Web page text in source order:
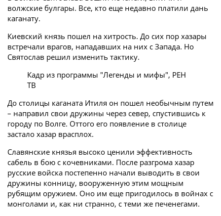
волжские булгары. Все, кто еще недавно платили дань
каганату.
Киевский князь пошел на хитрость. До сих пор хазары
встречали врагов, нападавших на них с Запада. Но
Святослав решил изменить тактику.
Кадр из программы "Легенды и мифы", РЕН
ТВ
До столицы каганата Итиля он пошел необычным путем
– направил свои дружины через север, спустившись к
городу по Волге. Оттого его появление в столице
застало хазар врасплох.
Славянские князья высоко ценили эффективность
сабель в бою с кочевниками. После разгрома хазар
русские войска постепенно начали выводить в свои
дружины конницу, вооруженную этим мощным
рубящим оружием. Оно им еще пригодилось в войнах с
монголами и, как ни странно, с теми же печенегами.